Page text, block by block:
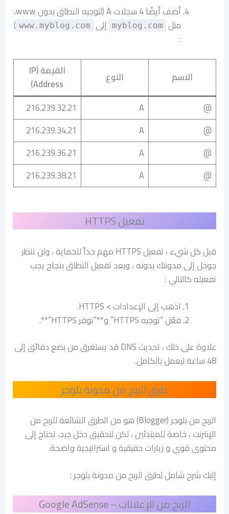
أضف أيضًا 4 سجلات A (لتوجيه النطاق بدون www،
مثل myblog.com إلى www.myblog.com
)
:
الاسم النوع
القيمة (IP
Address)
@
A
216.239.32.21
@
A
216.239.34.21
@
A
216.239.36.21
@
A
216.239.38.21
تفعيل HTTPS
قبل كل شيء ، تفعيل HTTPS مهم جداً للحماية ، ولن تنظر
جوجل إلى مدونتك بدونه ، وبعد تفعيل النطاق بنجاح يجب
تفعيله كالتالي :
اذهب إلى الإعدادات > HTTPS.
فعّل “توجيه HTTPS” و**”توفر HTTPS”**.
علاوة على ذلك ، تحديث DNS قد يستغرق من بضع دقائق إلى
48 ساعة ليعمل بالكامل.
طرق الربح من مدونة بلوجر
الربح من بلوجر (Blogger) هو من الطرق الشائعة للربح من
الإنترنت ، خاصة للمبتدئين ، لكن لتحقيق دخل جيد، تحتاج إلى
محتوى قوي و زيارات حقيقية و استراتيجية واضحة.
إليك شرح شامل لطرق الربح من مدونة بلوجر :
الربح من الإعلانات – Google AdSense